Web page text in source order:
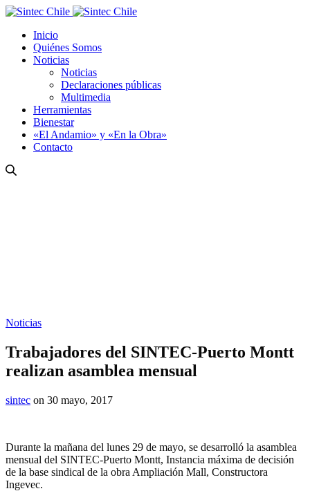
Inicio
Quiénes Somos
Noticias
Noticias
Declaraciones públicas
Multimedia
Herramientas
Bienestar
«El Andamio» y «En la Obra»
Contacto
Noticias
Trabajadores del SINTEC-Puerto Montt
realizan asamblea mensual
sintec on 30 mayo, 2017
Durante la mañana del lunes 29 de mayo, se desarrolló la asamblea
mensual del SINTEC-Puerto Montt, Instancia máxima de decisión
de la base sindical de la obra Ampliación Mall, Constructora
Ingevec.